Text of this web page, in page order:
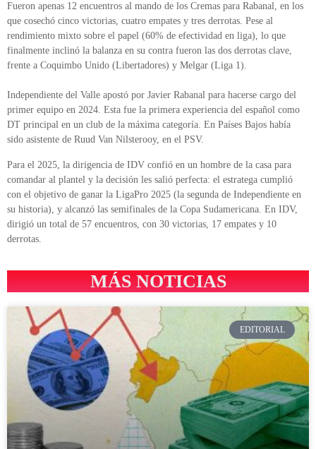
Fueron apenas 12 encuentros al mando de los Cremas para Rabanal, en los
que cosechó cinco victorias, cuatro empates y tres derrotas. Pese al
rendimiento mixto sobre el papel (60% de efectividad en liga), lo que
finalmente inclinó la balanza en su contra fueron las dos derrotas clave,
frente a Coquimbo Unido (Libertadores) y Melgar (Liga 1).
Independiente del Valle apostó por Javier Rabanal para hacerse cargo del
primer equipo en 2024. Esta fue la primera experiencia del español como
DT principal en un club de la máxima categoría. En Países Bajos había
sido asistente de Ruud Van Nilsterooy, en el PSV.
Para el 2025, la dirigencia de IDV confió en un hombre de la casa para
comandar al plantel y la decisión les salió perfecta: el estratega cumplió
con el objetivo de ganar la LigaPro 2025 (la segunda de Independiente en
su historia), y alcanzó las semifinales de la Copa Sudamericana. En IDV,
dirigió un total de 57 encuentros, con 30 victorias, 17 empates y 10
derrotas.
MÁS NOTICIAS
EDITORIAL